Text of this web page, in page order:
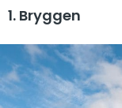
1. Bryggen